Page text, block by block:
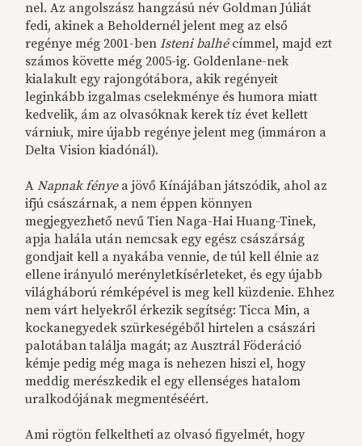
nel. Az angolszász hangzású név Goldman Júliát
fedi, akinek a Beholdernél jelent meg az első
regénye még 2001-benIsteni balhécímmel, majd ezt
számos követte még 2005-ig. Goldenlane-nek
kialakult egy rajongótábora, akik regényeit
leginkább izgalmas cselekménye és humora miatt
kedvelik, ám az olvasóknak kerek tíz évet kellett
várniuk, mire újabb regénye jelent meg (immáron a
Delta Vision kiadónál).
ANapnak fényea jövő Kínájában játszódik, ahol az
ifjú császárnak, a nem éppen könnyen
megjegyezhető nevű Tien Naga-Hai Huang-Tinek,
apja halála után nemcsak egy egész császárság
gondjait kell a nyakába vennie, de túl kell élnie az
ellene irányuló merényletkísérleteket, és egy újabb
világháború rémképével is meg kell küzdenie. Ehhez
nem várt helyekről érkezik segítség: Ticca Min, a
kockanegyedek szürkeségéből hirtelen a császári
palotában találja magát; az Ausztrál Föderáció
kémje pedig még maga is nehezen hiszi el, hogy
meddig merészkedik el egy ellenséges hatalom
uralkodójának megmentéséért.
Ami rögtön felkeltheti az olvasó figyelmét, hogy